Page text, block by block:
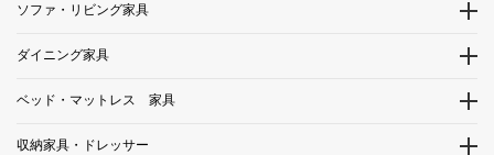
ソファ・リビング家具
ダイニング家具
ベッド・マットレス 家具
収納家具・ドレッサー